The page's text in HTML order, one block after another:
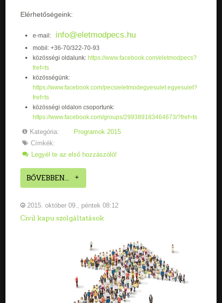
Elérhetőségeink:
e-mail: info@eletmodpecs.hu
mobil: +36-70/322-70-93
közösségi oldalunk:https://www.facebook.com/eletmodpecs?
fref=ts
közösségünk:
https://www.facebook.com/pecsieletmodegyesulet.egyesulet?
fref=ts
közösségi oldalon csoportunk:
https://www.facebook.com/groups/299389183464673/?fref=ts
Kategória:
Programok 2015
Címkék:
Legyél te az első hozzászóló!
BŐVEBBEN...
2015. október 09., péntek 08:12
Civil kapu szolgáltatások